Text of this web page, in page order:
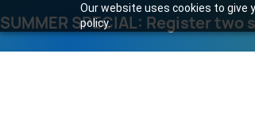
Our website uses cookies to give
policy.
SUMMER SPECIAL: Register